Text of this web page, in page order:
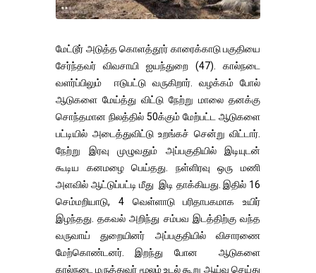
மேட்டூர் அடுத்த கொளத்தூர் காரைக்காடு பகுதியை
சேர்ந்தவர் விவசாயி ஐயந்துறை (47). கால்நடை
வளர்ப்பிலும் ஈடுபட்டு வருகிறார். வழக்கம் போல்
ஆடுகளை மேய்த்து விட்டு நேற்று மாலை தனக்கு
சொந்தமான நிலத்தில் 50க்கும் மேற்பட்ட ஆடுகளை
பட்டியில் அடைத்துவிட்டு உறங்கச் சென்று விட்டார்.
நேற்று இரவு முழுவதும் அப்பகுதியில் இடியுடன்
கூடிய கனமழை பெய்தது. நள்ளிரவு ஒரு மணி
அளவில் ஆட்டுப்பட்டி மீது இடி தாக்கியது. இதில் 16
செம்மறியாடு, 4 வெள்ளாடு பரிதாபகமாக உயிர்
இழந்தது. தகவல் அறிந்து சம்பவ இடத்திற்கு வந்த
வருவாய் துறையினர் அப்பகுதியில் விசாரணை
மேற்கொண்டனர். இறந்து போன ஆடுகளை
கால்நடை மருத்துவர் மூலம் உடல் கூறு ஆய்வு செய்து